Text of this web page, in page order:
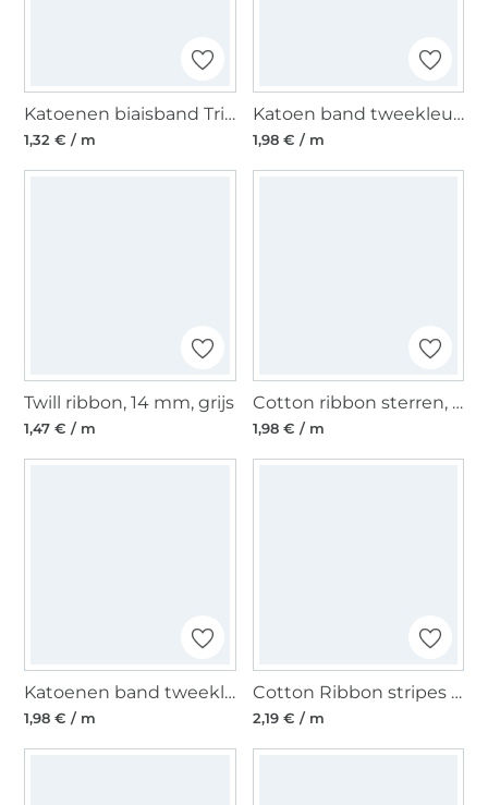
Katoenen biaisband Triangle 20mm, groen
1,32 € / m
Katoen band tweekleurig sterren, petrol
1,98 € / m
Twill ribbon, 14 mm, grijs
1,47 € / m
Cotton ribbon sterren, blauw licht blauw
1,98 € / m
Katoenen band tweekleurig sterren, fuchsia
1,98 € / m
Cotton Ribbon stripes 15 mm, grijs- zwart
2,19 € / m